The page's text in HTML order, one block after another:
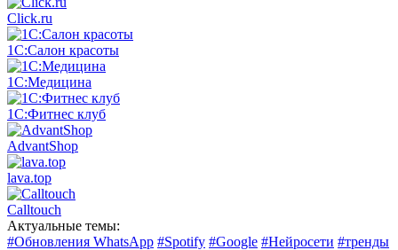
Click.ru
1С:Салон красоты
1С:Медицина
1С:Фитнес клуб
AdvantShop
lava.top
Calltouch
Актуальные темы:
#Обновления WhatsApp #Spotify #Google #Нейросети #тренды